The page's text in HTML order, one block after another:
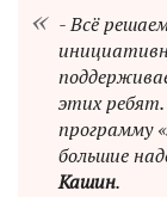
- Всё
этих
программу
большие
Кашин.